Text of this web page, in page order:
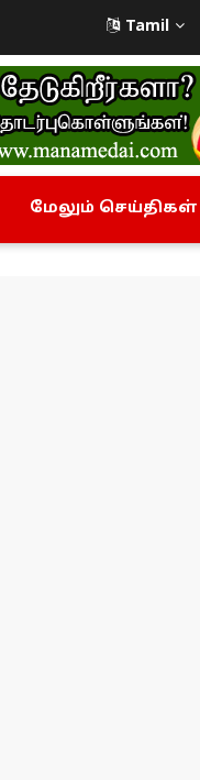
Tamil
மேலும் செய்திகள்